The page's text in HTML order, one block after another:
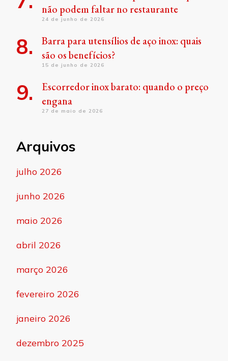
não podem faltar no restaurante
24 de junho de 2026
Barra para utensílios de aço inox: quais
são os benefícios?
15 de junho de 2026
Escorredor inox barato: quando o preço
engana
27 de maio de 2026
Arquivos
julho 2026
junho 2026
maio 2026
abril 2026
março 2026
fevereiro 2026
janeiro 2026
dezembro 2025